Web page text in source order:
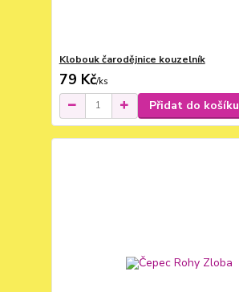
Klobouk čarodějnice kouzelník
79 Kč/ks
Přidat do košíku